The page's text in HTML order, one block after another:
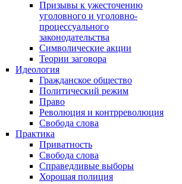
Призывы к ужесточению
уголовного и уголовно-
процессуального
законодательства
Символические акции
Теории заговора
Идеология
Гражданское общество
Политический режим
Право
Революция и контрреволюция
Свобода слова
Практика
Приватность
Свобода слова
Справедливые выборы
Хорошая полиция